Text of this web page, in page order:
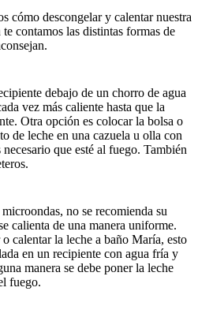
cómo descongelar y calentar nuestra
contamos las distintas formas de
debajo de un chorro de agua
vez más caliente hasta que la
Otra opción es colocar la bolsa o
de leche en una cazuela u olla con
que esté al fuego. También
no se recomienda su
calienta de una manera uniforme.
calentar la leche a baño María, esto
en un recipiente con agua fría y
manera se debe poner la leche
fuego.